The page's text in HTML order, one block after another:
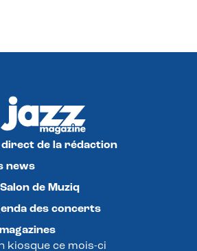
direct de la rédaction
news
Salon de Muziq
des concerts
kiosque ce mois-ci